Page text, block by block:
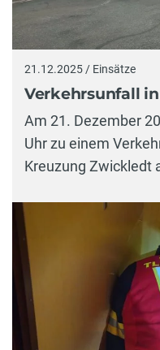
21.12.2025 / Einsätze
Verkehrsunfall
Am 21. Dezember
Uhr zu einem
Kreuzung Zwickledt